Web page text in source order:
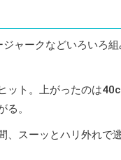
ャークなどいろいろ組
ット。上がったのは
。
、スーッとハリ外れで